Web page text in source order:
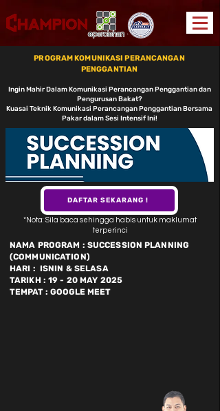
PROGRAM KOMUNIKASI PERANCANGAN
PENGGANTIAN
Ingin Mahir Dalam Komunikasi Perancangan Penggantian dan
Pengurusan Bakat?
Kuasai Teknik Komunikasi Perancangan Penggantian Bersama
Pakar dalam Sesi Intensif Ini!
DAFTAR SEKARANG !
*Nota: Sila baca sehingga habis untuk maklumat
terperinci
NAMA PROGRAM : SUCCESSION PLANNING
(COMMUNICATION)
HARI : ISNIN & SELASA
TARIKH : 19 - 20 MAY 2025
TEMPAT : GOOGLE MEET